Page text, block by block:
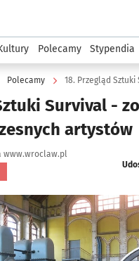
podserwis:
Polecamy Stypendia
Polecamy 18. Przegląd
Survival -
artystów
www.wroclaw.pl